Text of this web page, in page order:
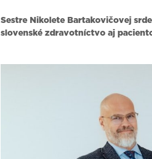
Sestre Nikolete Bartakovičovej
slovenské zdravotníctvo aj